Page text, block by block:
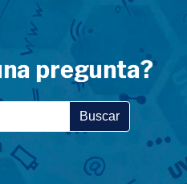
pregunta?
Buscar